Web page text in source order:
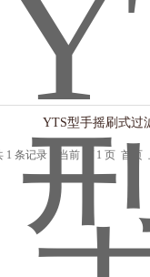
YTS型手摇刷式过
1 条记录，当前 1 / 1 页 首